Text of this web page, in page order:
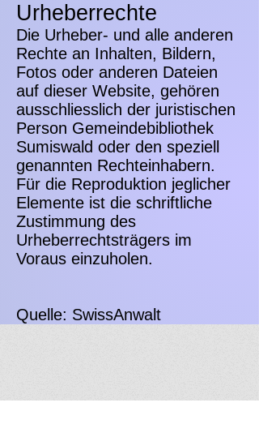
Urheberrechte
Die Urheber- und alle anderen
Rechte an Inhalten, Bildern,
Fotos oder anderen Dateien
auf dieser Website, gehören
ausschliesslich der juristischen
Person Gemeindebibliothek
Sumiswald oder den speziell
genannten Rechteinhabern.
Für die Reproduktion jeglicher
Elemente ist die schriftliche
Zustimmung des
Urheberrechtsträgers im
Voraus einzuholen.
Quelle: SwissAnwalt